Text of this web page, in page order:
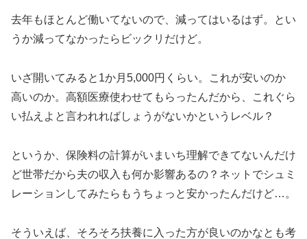
去年もほとんど働いてないので、減ってはいるはず。とい
うか減ってなかったらビックリだけど。
いざ開いてみると1か月5,000円くらい。これが安いのか
高いのか。高額医療使わせてもらったんだから、これぐら
い払えよと言われればしょうがないかというレベル？
というか、保険料の計算がいまいち理解できてないんだけ
ど世帯だから夫の収入も何か影響あるの？ネットでシュミ
レーションしてみたらもうちょっと安かったんだけど…。
そういえば、そろそろ扶養に入った方が良いのかなとも考